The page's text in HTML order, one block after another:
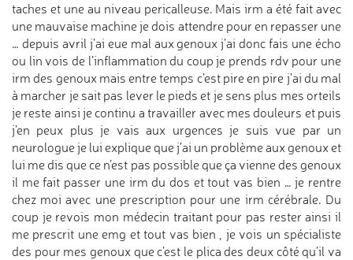
taches et une au niveau pericalleuse. Mais irm a été fait avec
une mauvaise machine je dois attendre pour en repasser une
… depuis avril j’ai eue mal aux genoux j’ai donc fais une écho
ou lin vois de l’inflammation du coup je prends rdv pour une
irm des genoux mais entre temps c’est pire en pire j’ai du mal
à marcher je sait pas lever le pieds et je sens plus mes orteils
je reste ainsi je continu a travailler avec mes douleurs et puis
j’en peux plus je vais aux urgences je suis vue par un
neurologue je lui explique que j’ai un problème aux genoux et
lui me dis que ce n’est pas possible que ça vienne des genoux
il me fait passer une irm du dos et tout vas bien … je rentre
chez moi avec une prescription pour une irm cérébrale. Du
coup je revois mon médecin traitant pour pas rester ainsi il
me prescrit une emg et tout vas bien , je vois un spécialiste
des pour mes genoux que c’est le plica des deux côté qu’il va